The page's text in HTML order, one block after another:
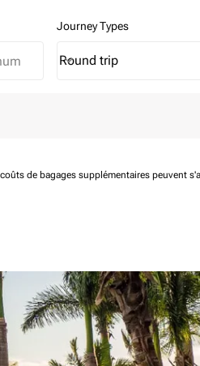
Journey Types
Journey Types option
Round trip
keyboard_arrow_down
de bagages supplémentaires peuvent